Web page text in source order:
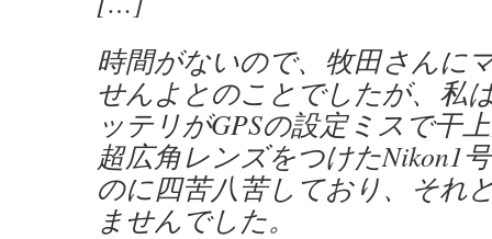
時間がないので、牧田さんに
せんよとのことでしたが、私
ッテリがGPSの設定ミスで干
超広角レンズをつけたNikon1
のに四苦八苦しており、それ
ませんでした。